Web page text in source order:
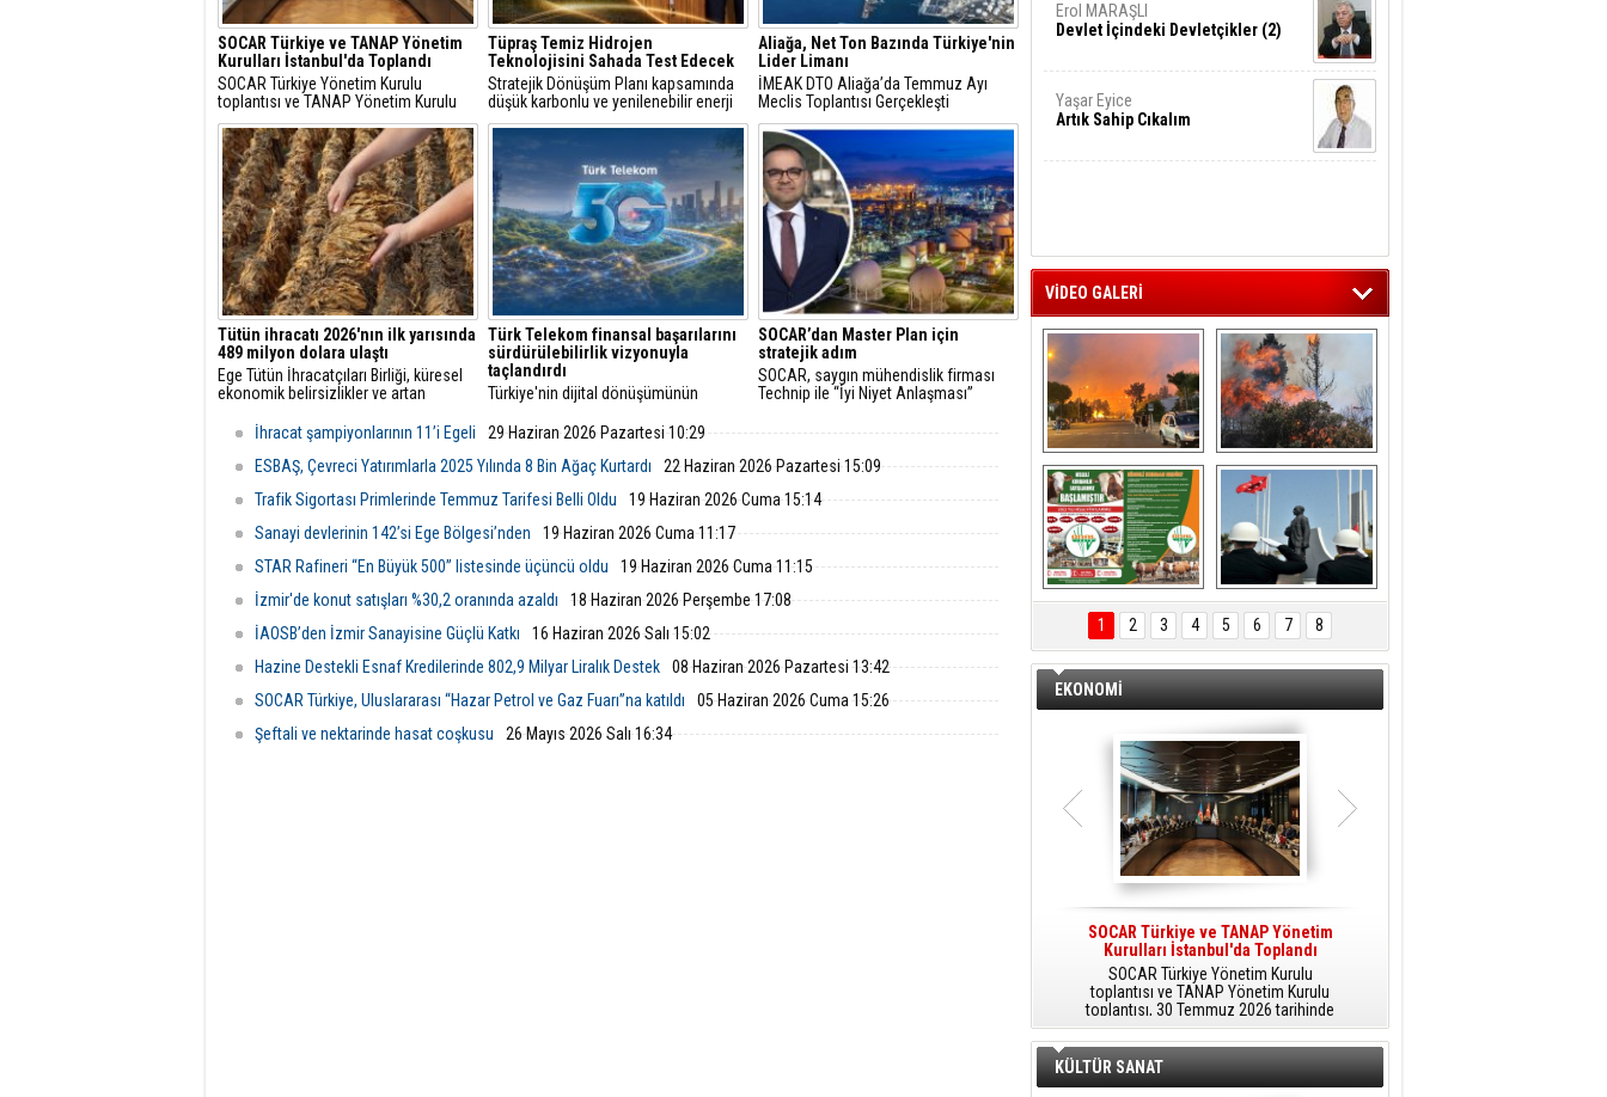
SOCAR Türkiye ve TANAP Yönetim
Kurulları İstanbul'da Toplandı
SOCAR Türkiye Yönetim Kurulu
toplantısı ve TANAP Yönetim Kurulu
toplantısı, 30 Temmuz 2026 tarihinde
İstanbul’da gerçekleştirildi.
Tüpraş Temiz Hidrojen
Teknolojisini Sahada Test Edecek
Stratejik Dönüşüm Planı kapsamında
düşük karbonlu ve yenilenebilir enerji
çözümlerine odaklanan Tüpraş, temiz
hidrojen teknolojileri alanında yenilikçi
projelere öncülük ediyor.
Aliağa, Net Ton Bazında Türkiye'nin
Lider Limanı
İMEAK DTO Aliağa’da Temmuz Ayı
Meclis Toplantısı Gerçekleşti
Tütün ihracatı 2026'nın ilk yarısında
489 milyon dolara ulaştı
Ege Tütün İhracatçıları Birliği, küresel
ekonomik belirsizlikler ve artan
ayında ihracatını yüzde 4 artırarak 489
milyon dolara çıkardı ve istikrarlı
büyümesini sürdürdü.
Türk Telekom finansal başarılarını
sürdürülebilirlik vizyonuyla
taçlandırdı
Türkiye'nin dijital dönüşümünün
başarılarını sürdürülebilirlik odaklı
ediyor.
SOCAR’dan Master Plan için
stratejik adım
SOCAR, saygın mühendislik firması
Technip ile “İyi Niyet Anlaşması”
doğrultusunda yürütülecek FEED
ekonomik analizleri kapsıyor.
İhracat şampiyonlarının 11’i Egeli
29 Haziran 2026 Pazartesi 10:29
ESBAŞ, Çevreci Yatırımlarla 2025 Yılında 8 Bin Ağaç Kurtardı
22 Haziran 2026 Pazartesi 15:09
Trafik Sigortası Primlerinde Temmuz Tarifesi Belli Oldu
19 Haziran 2026 Cuma 15:14
Sanayi devlerinin 142’si Ege Bölgesi’nden
19 Haziran 2026 Cuma 11:17
STAR Rafineri “En Büyük 500” listesinde üçüncü oldu
19 Haziran 2026 Cuma 11:15
İzmir'de konut satışları %30,2 oranında azaldı
18 Haziran 2026 Perşembe 17:08
İAOSB’den İzmir Sanayisine Güçlü Katkı
16 Haziran 2026 Salı 15:02
Hazine Destekli Esnaf Kredilerinde 802,9 Milyar Liralık Destek
08 Haziran 2026 Pazartesi 13:42
SOCAR Türkiye, Uluslararası “Hazar Petrol ve Gaz Fuarı”na katıldı
05 Haziran 2026 Cuma 15:26
Şeftali ve nektarinde hasat coşkusu
26 Mayıs 2026 Salı 16:34
Erol MARAŞLI
Devlet İçindeki Devletçikler (2)
Yaşar Eyice
Artık Sahip Cıkalım
VİDEO GALERİ
Aliağa ‘da  otluk
alanda çıkan
yangın evlere
sıçramadan
söndürüldü
Aliağa'nın Ciğerleri
ÖNAL TARIM
TANITIM FİLMİ
Aliağa'da Polis
Haftası Kutlandı
1 2 3 4 5 6 7 8
EKONOMİ
SOCAR Türkiye ve TANAP Yönetim
Kurulları İstanbul'da Toplandı
SOCAR Türkiye Yönetim Kurulu
toplantısı ve TANAP Yönetim Kurulu
toplantısı, 30 Temmuz 2026 tarihinde
İstanbul’da gerçekleştirildi.
hidrojen teknolojileri alanında yenilikçi
projelere öncülük ediyor.
KÜLTÜR SANAT